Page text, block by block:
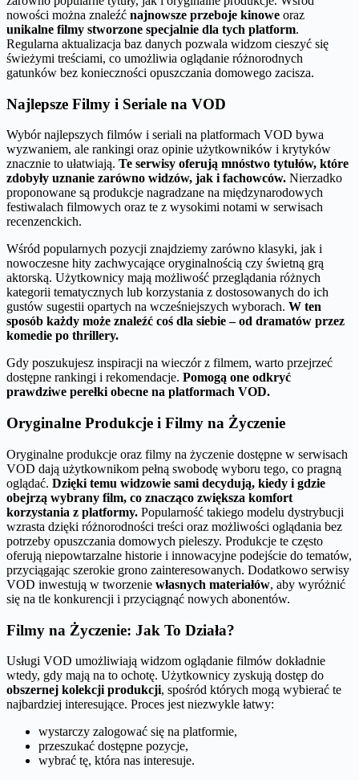
nowości można znaleźć najnowsze przeboje kinowe oraz
unikalne filmy stworzone specjalnie dla tych platform.
Regularna aktualizacja baz danych pozwala widzom cieszyć się
świeżymi treściami, co umożliwia oglądanie różnorodnych
gatunków bez konieczności opuszczania domowego zacisza.
Najlepsze Filmy i Seriale na VOD
Wybór najlepszych filmów i seriali na platformach VOD bywa
wyzwaniem, ale rankingi oraz opinie użytkowników i krytyków
znacznie to ułatwiają. Te serwisy oferują mnóstwo tytułów, które
zdobyły uznanie zarówno widzów, jak i fachowców. Nierzadko
proponowane są produkcje nagradzane na międzynarodowych
festiwalach filmowych oraz te z wysokimi notami w serwisach
recenzenckich.
Wśród popularnych pozycji znajdziemy zarówno klasyki, jak i
nowoczesne hity zachwycające oryginalnością czy świetną grą
aktorską. Użytkownicy mają możliwość przeglądania różnych
kategorii tematycznych lub korzystania z dostosowanych do ich
gustów sugestii opartych na wcześniejszych wyborach. W ten
sposób każdy może znaleźć coś dla siebie – od dramatów przez
komedie po thrillery.
Gdy poszukujesz inspiracji na wieczór z filmem, warto przejrzeć
dostępne rankingi i rekomendacje. Pomogą one odkryć
prawdziwe perełki obecne na platformach VOD.
Oryginalne Produkcje i Filmy na Życzenie
Oryginalne produkcje oraz filmy na życzenie dostępne w serwisach
VOD dają użytkownikom pełną swobodę wyboru tego, co pragną
oglądać. Dzięki temu widzowie sami decydują, kiedy i gdzie
obejrzą wybrany film, co znacząco zwiększa komfort
korzystania z platformy. Popularność takiego modelu dystrybucji
wzrasta dzięki różnorodności treści oraz możliwości oglądania bez
potrzeby opuszczania domowych pieleszy. Produkcje te często
oferują niepowtarzalne historie i innowacyjne podejście do tematów,
przyciągając szerokie grono zainteresowanych. Dodatkowo serwisy
VOD inwestują w tworzenie własnych materiałów, aby wyróżnić
się na tle konkurencji i przyciągnąć nowych abonentów.
Filmy na Życzenie: Jak To Działa?
Usługi VOD umożliwiają widzom oglądanie filmów dokładnie
wtedy, gdy mają na to ochotę. Użytkownicy zyskują dostęp do
obszernej kolekcji produkcji, spośród których mogą wybierać te
najbardziej interesujące. Proces jest niezwykle łatwy:
wystarczy zalogować się na platformie,
przeszukać dostępne pozycje,
wybrać tę, która nas interesuje.